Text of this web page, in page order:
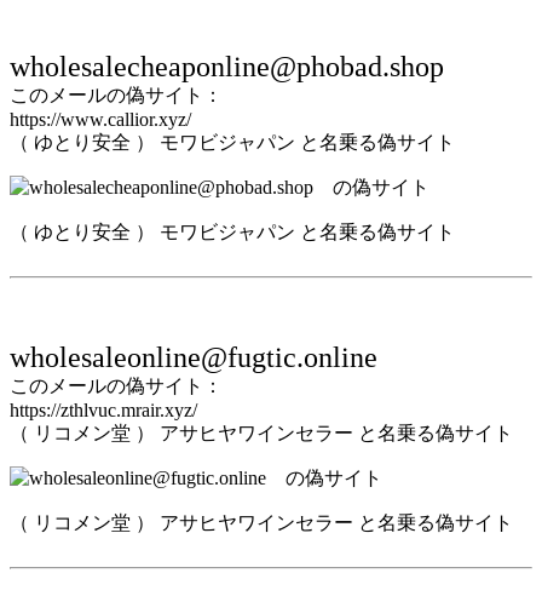
wholesalecheaponline@phobad.shop
このメールの偽サイト：
https://www.callior.xyz/
（ ゆとり安全 ） モワビジャパン と名乗る偽サイト
（ ゆとり安全 ） モワビジャパン と名乗る偽サイト
wholesaleonline@fugtic.online
このメールの偽サイト：
https://zthlvuc.mrair.xyz/
（ リコメン堂 ） アサヒヤワインセラー と名乗る偽サイト
（ リコメン堂 ） アサヒヤワインセラー と名乗る偽サイト